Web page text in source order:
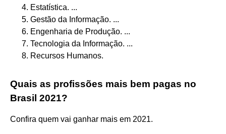
Estatística. ...
Gestão da Informação. ...
Engenharia de Produção. ...
Tecnologia da Informação. ...
Recursos Humanos.
Quais as profissões mais bem pagas no
Brasil 2021?
Confira quem vai ganhar mais em 2021.